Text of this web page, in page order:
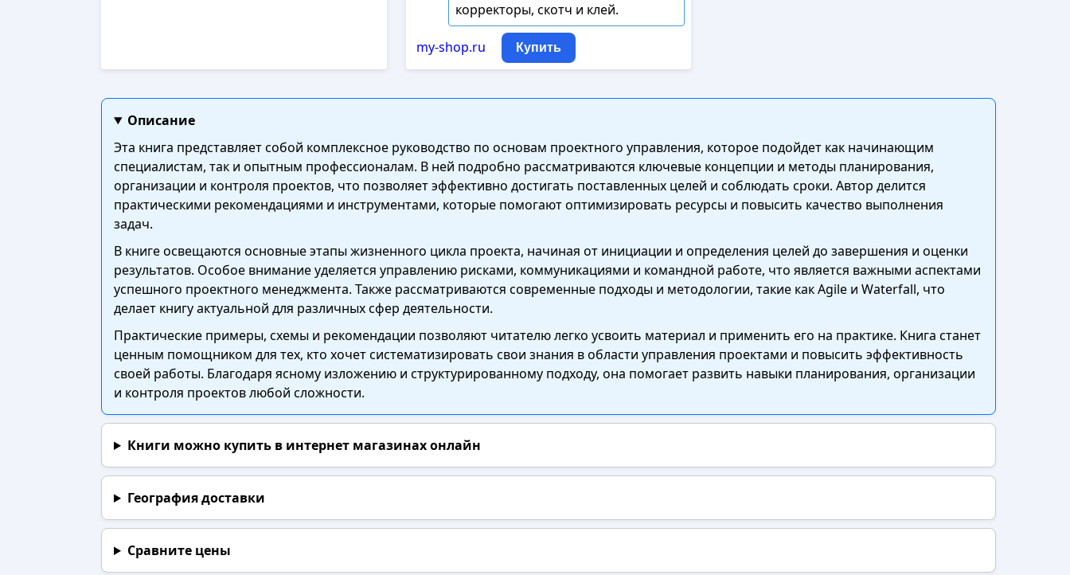
корректоры, скотч и клей.
my-shop.ru Купить
Описание
Эта книга представляет собой комплексное руководство по основам проектного управления, которое подойдет как начинающим
специалистам, так и опытным профессионалам. В ней подробно рассматриваются ключевые концепции и методы планирования,
организации и контроля проектов, что позволяет эффективно достигать поставленных целей и соблюдать сроки. Автор делится
практическими рекомендациями и инструментами, которые помогают оптимизировать ресурсы и повысить качество выполнения
задач.
В книге освещаются основные этапы жизненного цикла проекта, начиная от инициации и определения целей до завершения и оценки
результатов. Особое внимание уделяется управлению рисками, коммуникациями и командной работе, что является важными аспектами
успешного проектного менеджмента. Также рассматриваются современные подходы и методологии, такие как Agile и Waterfall, что
делает книгу актуальной для различных сфер деятельности.
Практические примеры, схемы и рекомендации позволяют читателю легко усвоить материал и применить его на практике. Книга станет
ценным помощником для тех, кто хочет систематизировать свои знания в области управления проектами и повысить эффективность
своей работы. Благодаря ясному изложению и структурированному подходу, она помогает развить навыки планирования, организации
и контроля проектов любой сложности.
Книги можно купить в интернет магазинах онлайн
География доставки
Сравните цены